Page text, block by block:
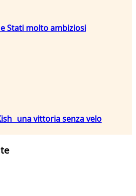
Stati molto ambiziosi
una vittoria senza velo